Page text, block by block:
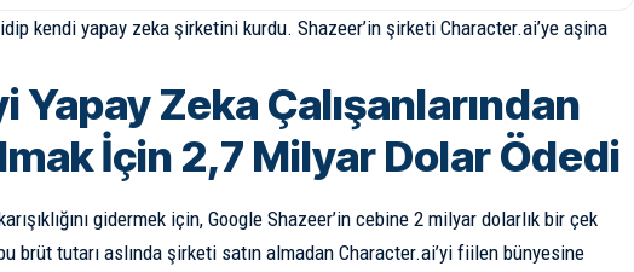
kendi yapay zeka şirketini kurdu. Shazeer’in şirketi Character.ai’ye aşina
Yapay Zeka Çalışanlarından
İçin 2,7 Milyar Dolar Ödedi
gidermek için, Google Shazeer’in cebine 2 milyar dolarlık bir çek
brüt tutarı aslında şirketi satın almadan Character.ai’yi fiilen bünyesine